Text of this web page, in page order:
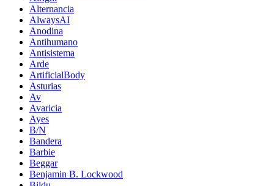
Alternancia
AlwaysAI
Anodina
Antihumano
Antisistema
Arde
ArtificialBody
Asturias
Av
Avaricia
Ayes
B/N
Bandera
Barbie
Beggar
Benjamin B. Lockwood